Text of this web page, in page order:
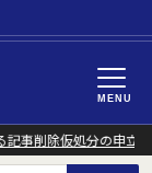
MENU
事削除仮処分の申立に